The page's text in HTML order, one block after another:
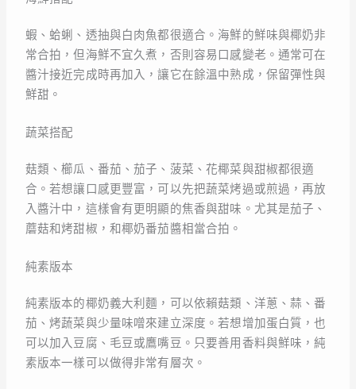
蝦、蛤蜊、透抽與白肉魚都很適合。海鮮的鮮味與椰奶非
常合拍，但海鮮不宜久煮，否則容易口感變老。通常可在
醬汁接近完成時再加入，讓它在餘溫中熟成，保留彈性與
鮮甜。
蔬菜搭配
菇類、櫛瓜、番茄、茄子、菠菜、花椰菜與甜椒都很適
合。若想讓口感更豐富，可以先把蔬菜烤過或煎過，再放
入醬汁中，這樣會有更明顯的焦香與甜味。尤其是茄子、
蘑菇和烤甜椒，和椰奶番茄醬相當合拍。
純素版本
純素版本的椰奶義大利麵，可以依賴菇類、洋蔥、蒜、番
茄、烤蔬菜與少量味噌來建立深度。若想增加蛋白質，也
可以加入豆腐、毛豆或鷹嘴豆。只要善用香料與鮮味，純
素版本一樣可以做得非常有層次。